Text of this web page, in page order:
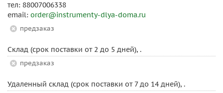
тел: 88007006338
email: order@instrumenty-dlya-doma.ru
Предзаказ
Склад (срок поставки от 2 до 5 дней), .
Предзаказ
Удаленный склад (срок поставки от 7 до 14 дней), .